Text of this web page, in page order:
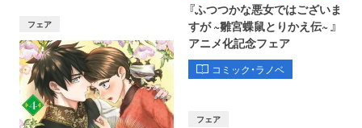
フェア
『ふつつかな悪女ではございま
すが ~雛宮蝶鼠とりかえ伝~ 』
アニメ化記念フェア
コミック・ラノベ
フェア